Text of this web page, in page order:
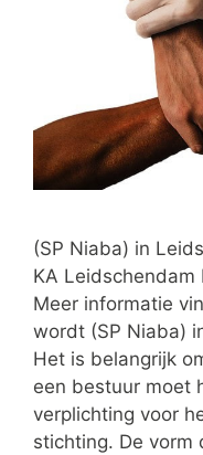
(SP Niaba) in
KA
Meer informatie
wordt (SP Niaba)
Het is belangrijk
een bestuur moet
verplichting voor
stichting. De